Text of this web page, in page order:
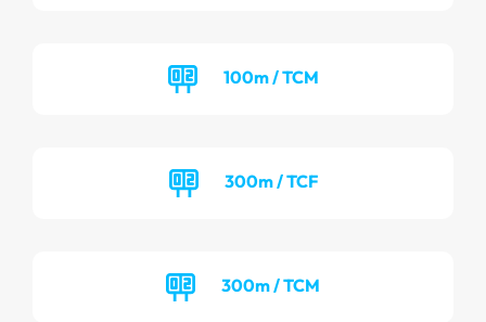
100m / TCM
300m / TCF
300m / TCM